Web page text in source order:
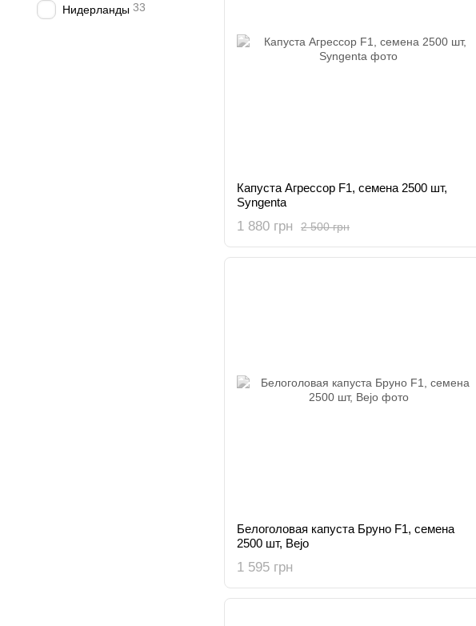
Капуста Агрессор F1, семена 2500 шт,
Syngenta
2 500 грн
1 880 грн
Белоголовая капуста Бруно F1, семена
2500 шт, Bejo
1 595 грн
Нидерланды 33